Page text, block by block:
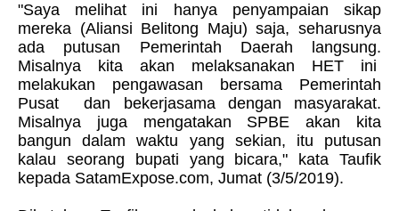
"Saya melihat ini hanya penyampaian sikap
mereka (Aliansi Belitong Maju) saja, seharusnya
ada putusan Pemerintah Daerah langsung.
Misalnya kita akan melaksanakan HET ini
melakukan pengawasan bersama Pemerintah
Pusat dan bekerjasama dengan masyarakat.
Misalnya juga mengatakan SPBE akan kita
bangun dalam waktu yang sekian, itu putusan
kalau seorang bupati yang bicara," kata Taufik
kepada SatamExpose.com, Jumat (3/5/2019).